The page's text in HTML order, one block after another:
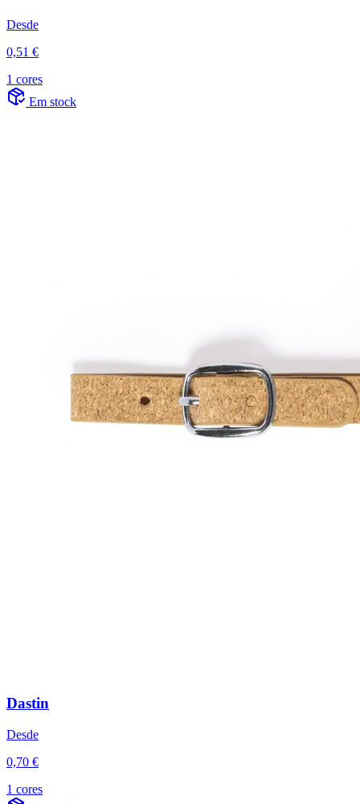
Desde
0,51 €
1 cores
Em stock
Dastin
Desde
0,70 €
1 cores